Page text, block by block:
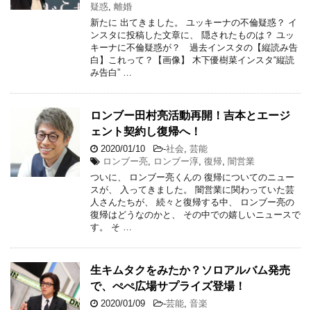
疑惑 離婚
新たに 出てきました。 ユッキーナの不倫疑惑？ イ
ンスタに投稿した文章に、 隠されたものは？ ユッ
キーナに不倫疑惑が？ 過去インスタの【縦読み告
白】これって？【画像】 木下優樹菜インスタ“縦読
み告白” …
ロンブー田村亮活動再開！吉本とエージ
ェント契約し復帰へ！
2020/01/10 -社会 芸能
ロンブー亮
ロンブー淳 復帰 闇営業
ついに、 ロンブー亮くんの 復帰についてのニュー
スが、 入ってきました。 闇営業に関わっていた芸
人さんたちが、 続々と復帰する中、 ロンブー亮の
復帰はどうなのかと、 その中での嬉しいニュースで
す。 そ …
生キムタクをみたか？ソロアルバム発売
で、ぺぺ広場サプライズ登場！
2020/01/09 -芸能 音楽